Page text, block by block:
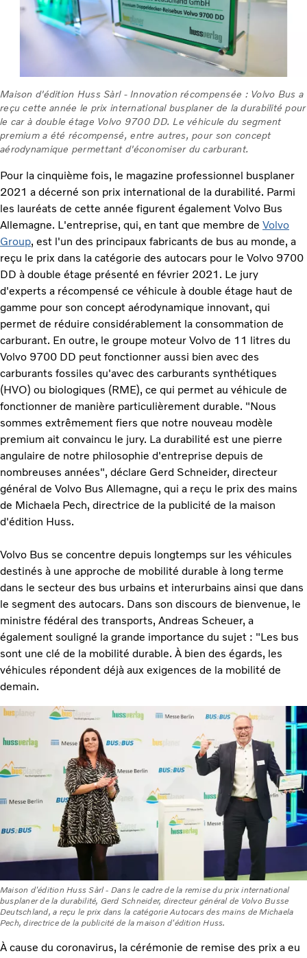
Maison d'édition Huss Sàrl - Innovation récompensée : Volvo Bus a
reçu cette année le prix international busplaner de la durabilité pour
le car à double étage Volvo 9700 DD. Le véhicule du segment
premium a été récompensé, entre autres, pour son concept
aérodynamique permettant d'économiser du carburant.
Pour la cinquième fois, le magazine professionnel busplaner
2021 a décerné son prix international de la durabilité. Parmi
les lauréats de cette année figurent également Volvo Bus
Allemagne. L'entreprise, qui, en tant que membre de Volvo
Group, est l'un des principaux fabricants de bus au monde, a
reçu le prix dans la catégorie des autocars pour le Volvo 9700
DD à double étage présenté en février 2021. Le jury
d'experts a récompensé ce véhicule à double étage haut de
gamme pour son concept aérodynamique innovant, qui
permet de réduire considérablement la consommation de
carburant. En outre, le groupe moteur Volvo de 11 litres du
Volvo 9700 DD peut fonctionner aussi bien avec des
carburants fossiles qu'avec des carburants synthétiques
(HVO) ou biologiques (RME), ce qui permet au véhicule de
fonctionner de manière particulièrement durable. "Nous
sommes extrêmement fiers que notre nouveau modèle
premium ait convaincu le jury. La durabilité est une pierre
angulaire de notre philosophie d'entreprise depuis de
nombreuses années", déclare Gerd Schneider, directeur
général de Volvo Bus Allemagne, qui a reçu le prix des mains
de Michaela Pech, directrice de la publicité de la maison
d'édition Huss.
Volvo Bus se concentre depuis longtemps sur les véhicules
destinés à une approche de mobilité durable à long terme
dans le secteur des bus urbains et interurbains ainsi que dans
le segment des autocars. Dans son discours de bienvenue, le
ministre fédéral des transports, Andreas Scheuer, a
également souligné la grande importance du sujet : "Les bus
sont une clé de la mobilité durable. À bien des égards, les
véhicules répondent déjà aux exigences de la mobilité de
demain.
Maison d'édition Huss Sàrl - Dans le cadre de la remise du prix international
busplaner de la durabilité, Gerd Schneider, directeur général de Volvo Busse
Deutschland, a reçu le prix dans la catégorie Autocars des mains de Michaela
Pech, directrice de la publicité de la maison d'édition Huss.
À cause du coronavirus, la cérémonie de remise des prix a eu